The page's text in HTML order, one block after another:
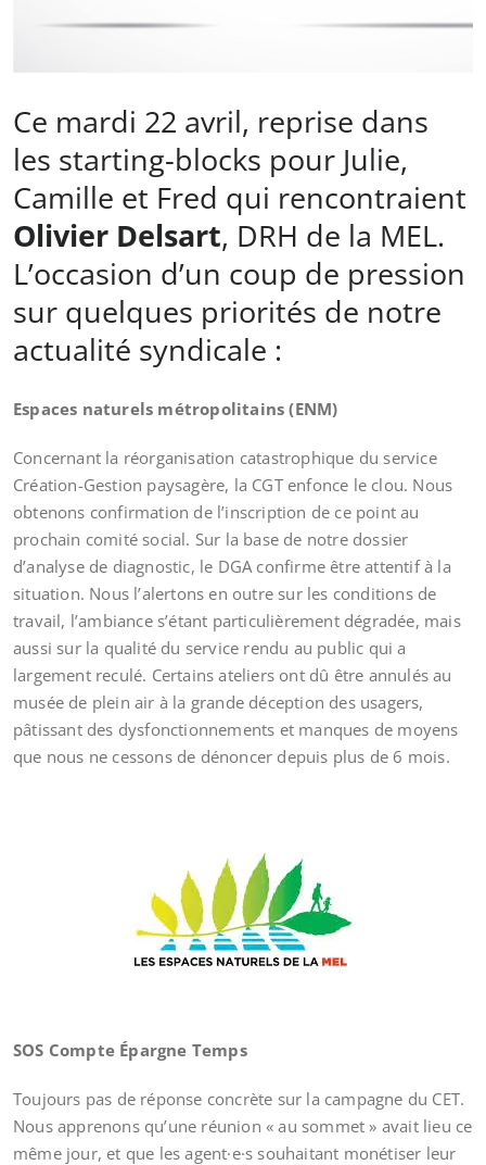
Ce mardi 22 avril, reprise dans
les starting-blocks pour Julie,
Camille et Fred qui rencontraient
Olivier Delsart, DRH de la MEL.
L’occasion d’un coup de pression
sur quelques priorités de notre
actualité syndicale :
Espaces naturels métropolitains (ENM)
Concernant la réorganisation catastrophique du service
Création-Gestion paysagère, la CGT enfonce le clou. Nous
obtenons confirmation de l’inscription de ce point au
prochain comité social. Sur la base de notre dossier
d’analyse de diagnostic, le DGA confirme être attentif à la
situation. Nous l’alertons en outre sur les conditions de
travail, l’ambiance s’étant particulièrement dégradée, mais
aussi sur la qualité du service rendu au public qui a
largement reculé. Certains ateliers ont dû être annulés au
musée de plein air à la grande déception des usagers,
pâtissant des dysfonctionnements et manques de moyens
que nous ne cessons de dénoncer depuis plus de 6 mois.
SOS Compte Épargne Temps
Toujours pas de réponse concrète sur la campagne du CET.
Nous apprenons qu’une réunion « au sommet » avait lieu ce
même jour, et que les agent·e·s souhaitant monétiser leur